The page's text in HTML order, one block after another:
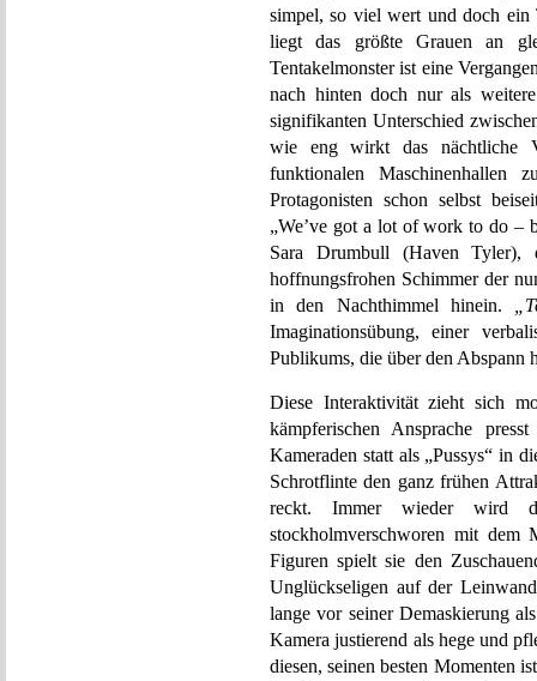
simpel, so viel wert und doch
liegt das größte Grauen an
Tentakelmonster ist eine
nach hinten doch nur als
signifikanten Unterschied
wie eng wirkt das nächtliche
funktionalen
Protagonisten schon selbst
„We’ve got a lot of work to do –
Sara Drumbull (Haven
hoffnungsfrohen Schimmer der
in den Nachthimmel hinein.
Imaginationsübung, einer
Publikums, die über den Abspann
Diese Interaktivität zieht sich
kämpferischen Ansprache
Kameraden statt als „Pussys“ in
Schrotflinte den ganz frühen
reckt. Immer wieder wird
stockholmverschworen mit dem
Figuren spielt sie den
Unglückseligen auf der
lange vor seiner Demaskierung
Kamera justierend als hege und
diesen, seinen besten Momenten